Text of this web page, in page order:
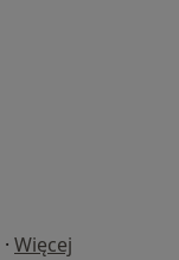
· Więcej